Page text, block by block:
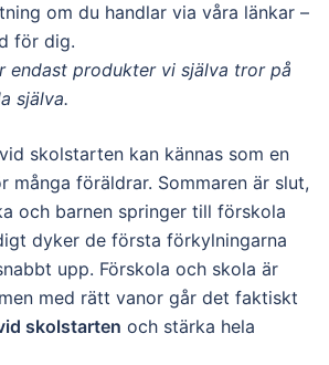
om du handlar via våra länkar –
för dig.
endast produkter vi själva tror på
själva.
skolstarten kan kännas som en
föräldrar. Sommaren är slut,
och barnen springer till förskola
dyker de första förkylningarna
upp. Förskola och skola är
med rätt vanor går det faktiskt
skolstarten och stärka hela